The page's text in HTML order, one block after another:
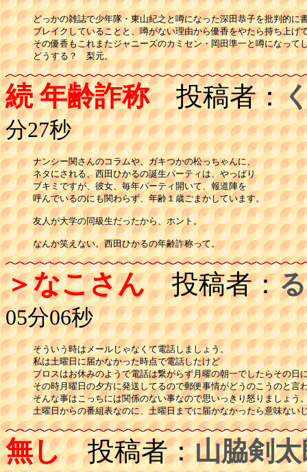
どっかの雑誌で少年隊・東山紀之と噂になった深田恭子を批判的に
ブレイクしていることと、噂がない理由から優香をやたら持ち上げ
その優香もこれまたジャニーズのカミセン・岡田準一と噂になって
続 年齢詐称投稿者：
分27秒
ナンシー関さんのコラムや、ガキつかの松っちゃんに、
ネタにされる、西田ひかるの誕生パーティは、やっぱり
ブキミですが、彼女、毎年パーティ開いて、報道陣を
呼んでいるのにも関わらず、年齢１歳ごまかしています。
友人が大学の同級生だったから、ホント。
なんか笑えない。西田ひかるの年齢詐称って。
＞なこさん投稿者：
05分06秒
そういう時はメールじゃなくて電話しましょう。
私は土曜日に届かなかった時点で電話したけど
ブロスはお休みのようで電話は繋がらず月曜の朝一でしたらその日
その時月曜日の夕方に発送してるので郵便事情がどうのこうのと言
そんな事はこっちには関係のない事なので思いっきり怒りましょう
土曜日からの番組表なのに、土曜日までに届かなかったら意味ない
無し投稿者：山脇剣